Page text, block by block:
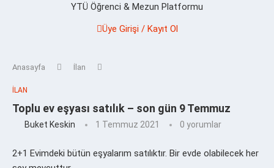
YTÜ Öğrenci & Mezun Platformu
Üye Girişi / Kayıt Ol
Anasayfa İlan
İLAN
Toplu ev eşyası satılık – son gün 9 Temmuz
Buket Keskin 1 Temmuz 2021 0 yorumlar
2+1 Evimdeki bütün eşyalarım satılıktır. Bir evde olabilecek her